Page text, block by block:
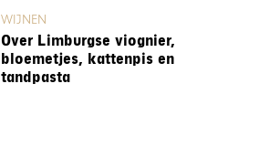
WIJNEN
Over Limburgse viognier,
bloemetjes, kattenpis en
tandpasta